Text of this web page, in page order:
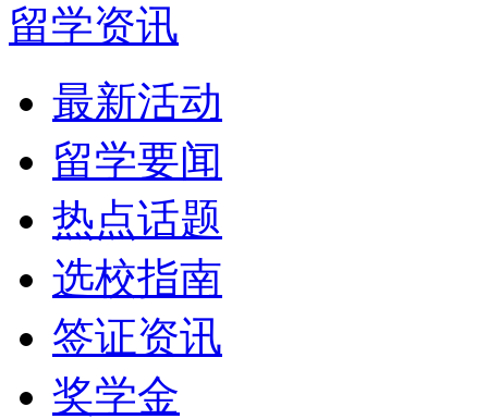
留学资讯
最新活动
留学要闻
热点话题
选校指南
签证资讯
奖学金